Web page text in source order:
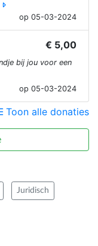
op 05-03-2024
€ 5,00
bij jou voor een
op 05-03-2024
Toon alle donaties
Juridisch